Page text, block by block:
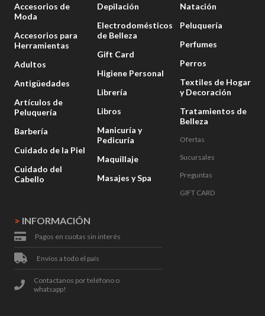
> INFORMACIÓN
Pagos en cuotas sin interés
Envíos a todo el país
Contactanos por teléfono o
whatsapp!
Accesorios de
Moda
Accesorios para
Herramientas
Adultos
Antigüedades
Artículos de
Peluquería
Barbería
Cuidado de la Piel
Cuidado del
Cabello
Depilación
Electrodomésticos
de Belleza
Gift Card
Higiene Personal
Librería
Libros
Manicuría y
Pedicuría
Maquillaje
Masajes y Spa
Natación
Peluquería
Perfumes
Perros
Textiles de Hogar
y Decoración
Tratamientos de
Belleza
Ofertas
Sucursales
Preguntas
GIFT CARD